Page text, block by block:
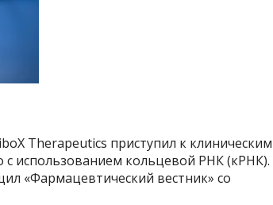
Therapeutics приступил к клиническим
с использованием кольцевой РНК (кРНК).
«Фармацевтический вестник» со